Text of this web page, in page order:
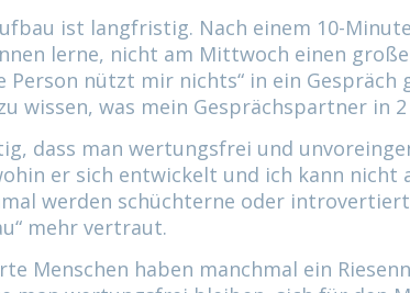
ist langfristig. Nach einem 10-
lerne, nicht am Mittwoch einen
Person nützt mir nichts“ in ein
wissen, was mein Gesprächspartner in
dass man wertungsfrei und
er sich entwickelt und ich kann nicht
werden schüchterne oder
mehr vertraut.
Menschen haben manchmal ein